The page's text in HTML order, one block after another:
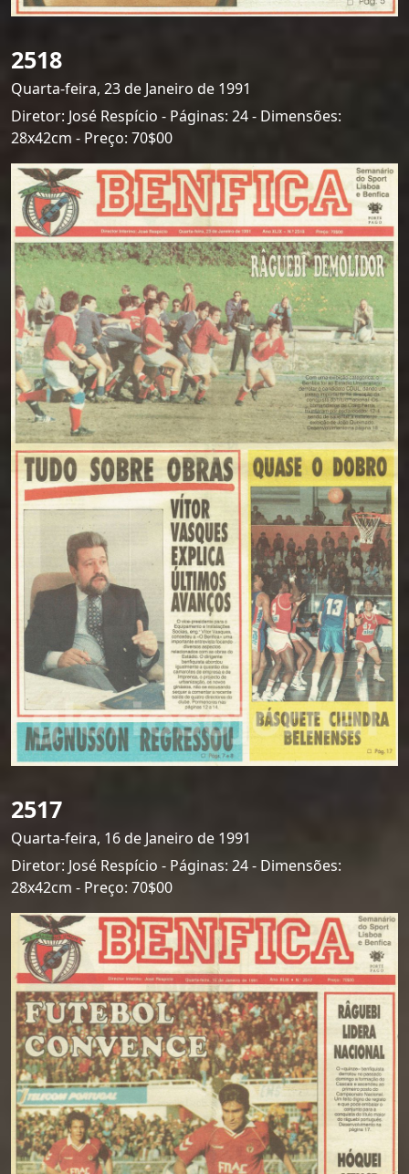
2518
Quarta-feira, 23 de Janeiro de 1991
Diretor: José Respício - Páginas: 24 - Dimensões:
28x42cm - Preço: 70$00
2517
Quarta-feira, 16 de Janeiro de 1991
Diretor: José Respício - Páginas: 24 - Dimensões:
28x42cm - Preço: 70$00